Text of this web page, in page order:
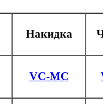
Накидка
VC-MC